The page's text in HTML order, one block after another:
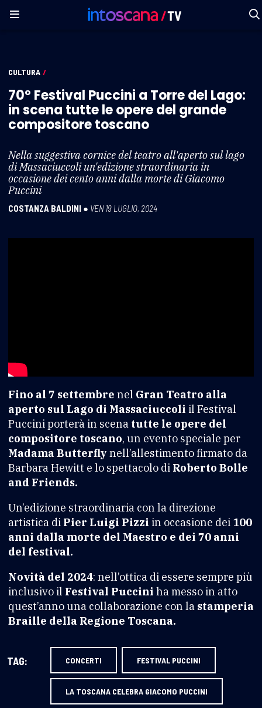
CULTURA /
70° Festival Puccini a Torre del Lago:
in scena tutte le opere del grande
compositore toscano
Nella suggestiva cornice del teatro all'aperto sul lago
di Massaciuccoli un'edizione straordinaria in
occasione dei cento anni dalla morte di Giacomo
Puccini
COSTANZA BALDINI ● VEN 19 LUGLIO, 2024
Fino al 7 settembre nel Gran Teatro alla
aperto sul Lago di Massaciuccoli il Festival
Puccini porterà in scena tutte le opere del
compositore toscano, un evento speciale per
Madama Butterfly nell’allestimento firmato da
Barbara Hewitt e lo spettacolo di Roberto Bolle
and Friends.
Un’edizione straordinaria con la direzione
artistica di Pier Luigi Pizzi in occasione dei 100
anni dalla morte del Maestro e dei 70 anni
del festival.
Novità del 2024: nell’ottica di essere sempre più
inclusivo il Festival Puccini ha messo in atto
quest’anno una collaborazione con la stamperia
Braille della Regione Toscana.
TAG: CONCERTI FESTIVAL PUCCINI
LA TOSCANA CELEBRA GIACOMO PUCCINI